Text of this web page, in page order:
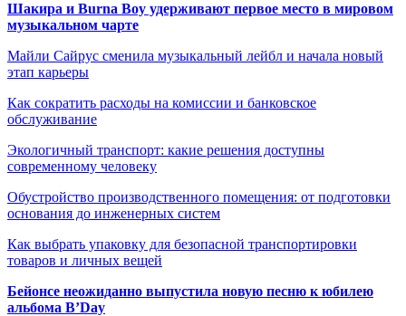
Шакира и Burna Boy удерживают первое место в мировом
музыкальном чарте
Майли Сайрус сменила музыкальный лейбл и начала новый
этап карьеры
Как сократить расходы на комиссии и банковское
обслуживание
Экологичный транспорт: какие решения доступны
современному человеку
Обустройство производственного помещения: от подготовки
основания до инженерных систем
Как выбрать упаковку для безопасной транспортировки
товаров и личных вещей
Бейонсе неожиданно выпустила новую песню к юбилею
альбома B’Day